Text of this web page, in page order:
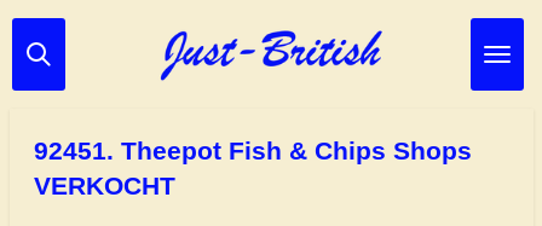
Ga
direct
92451. Theepot Fish & Chips Shops
VERKOCHT